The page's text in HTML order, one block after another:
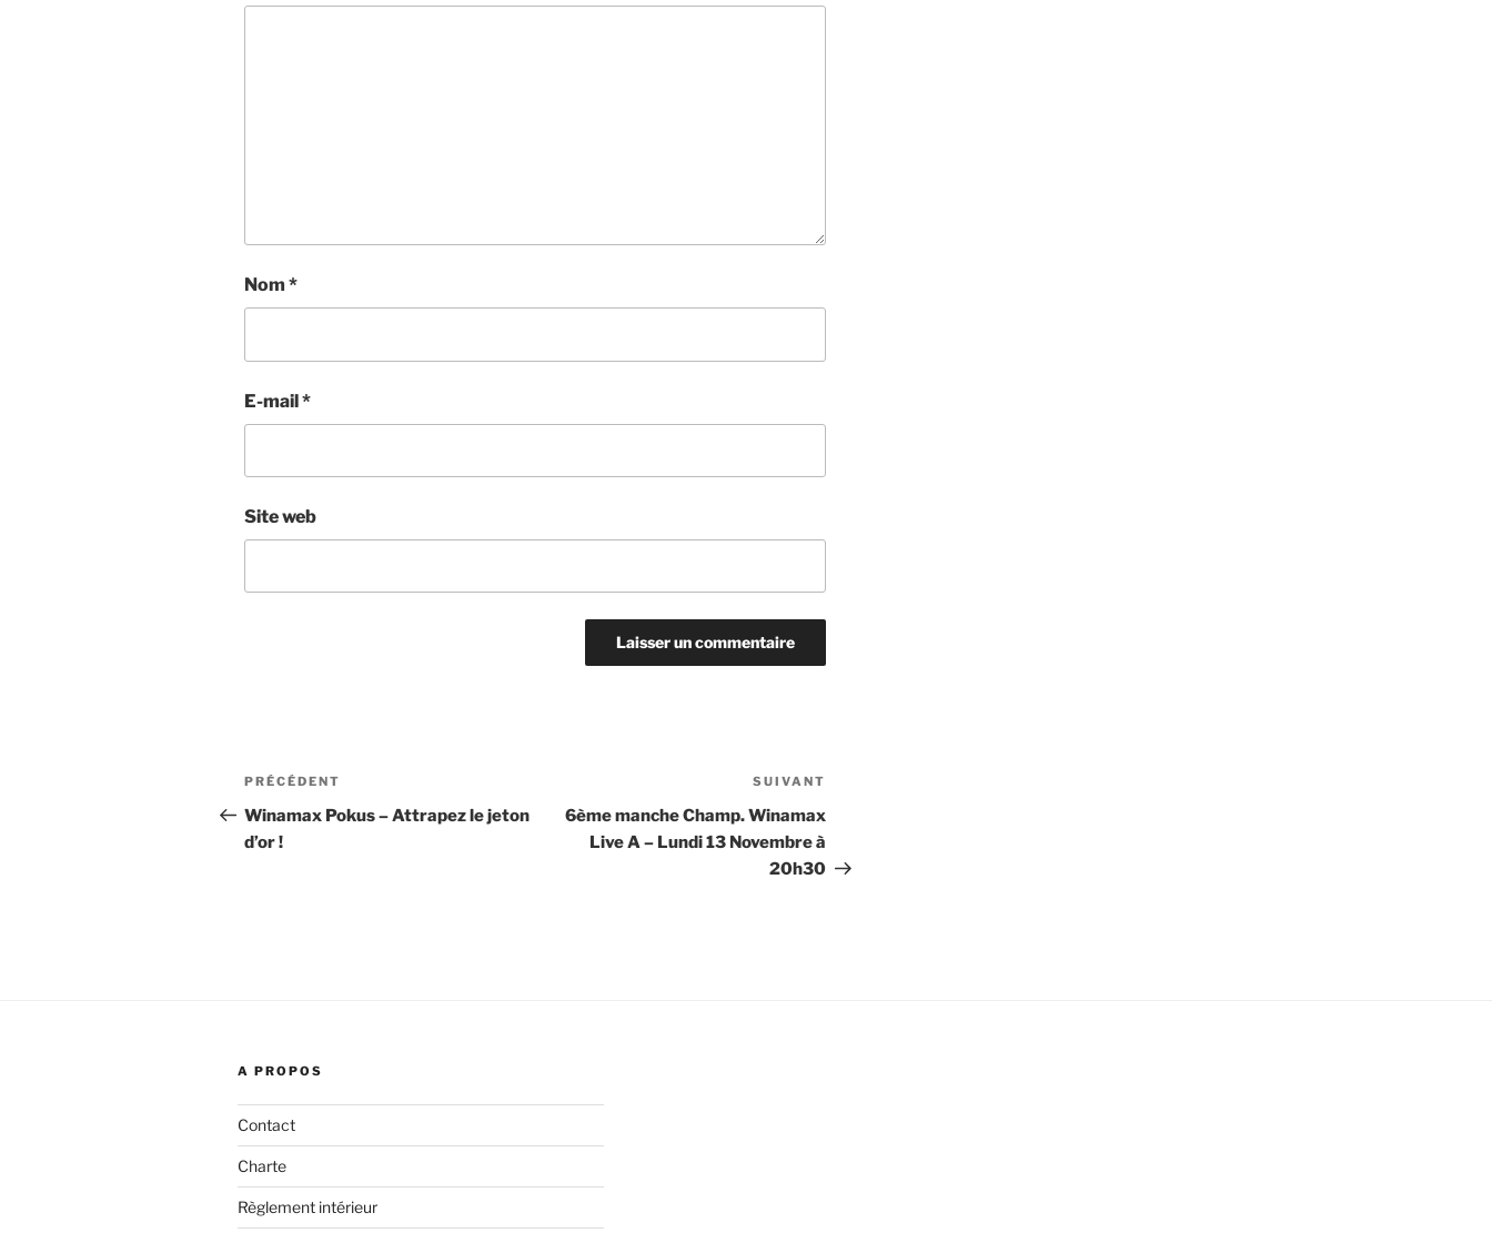
Nom *
E-mail*
Site web
Navigation
de
l’article
Article
précédent
PRÉCÉDENT
Winamax Pokus – Attrapez le jeton
d’or !
suivant
SUIVANT
6ème manche Champ. Winamax
Live A – Lundi 13 Novembre à
20h30
A PROPOS
Contact
Charte
Règlement intérieur